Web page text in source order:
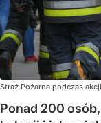
Straż Pożarna podczas akcji
Ponad 200